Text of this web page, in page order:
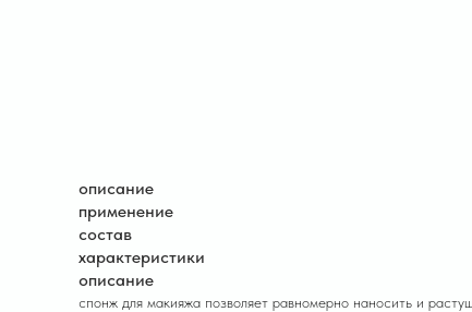
описание
применение
состав
характеристики
описание
спонж для макияжа позволяет равномерно наносить и